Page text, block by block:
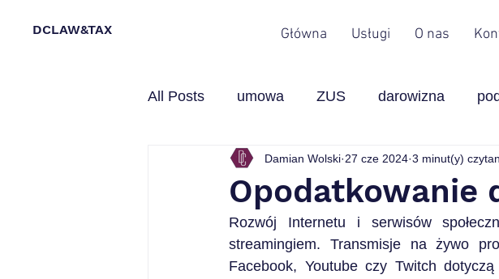
DCLAW&TAX Główna Usługi O nas
All Posts umowa ZUS darowizna
inwentaryzacja studia Leasing
przedsiębiorca faktury System kaucyjny
Opodatkowanie
Damian Wolski 27 cze 2024 3 minut(y)
Rozwój Internetu i serwisów
streamingiem. Transmisje na żywo
Facebook, Youtube czy Twitch